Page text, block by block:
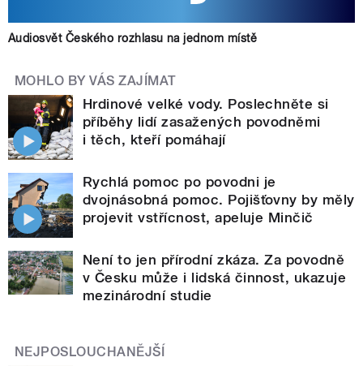
Audiosvět Českého rozhlasu na jednom místě
MOHLO BY VÁS ZAJÍMAT
Hrdinové velké vody. Poslechněte si
příběhy lidí zasažených povodněmi
i těch, kteří pomáhají
Rychlá pomoc po povodni je
dvojnásobná pomoc. Pojišťovny by měly
projevit vstřícnost, apeluje Minčič
Není to jen přírodní zkáza. Za povodně
v Česku může i lidská činnost, ukazuje
mezinárodní studie
NEJPOSLOUCHANĚJŠÍ